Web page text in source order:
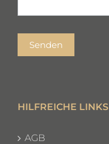
Senden
HILFREICHE LINKS
AGB